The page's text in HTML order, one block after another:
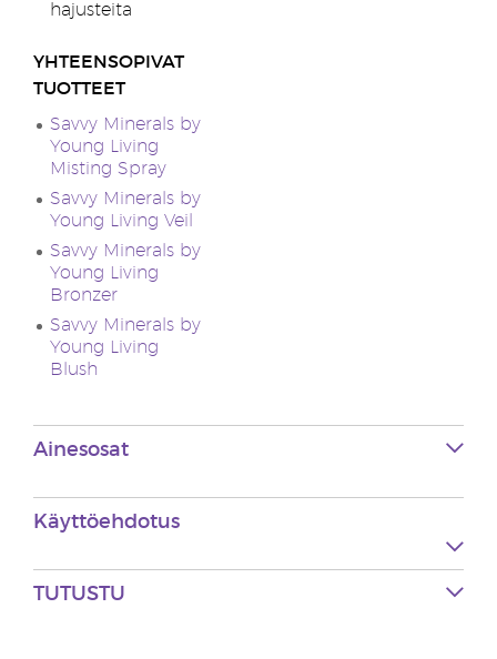
hajusteita
YHTEENSOPIVAT
TUOTTEET
Savvy Minerals by
Young Living
Misting Spray
Savvy Minerals by
Young Living Veil
Savvy Minerals by
Young Living
Bronzer
Savvy Minerals by
Young Living
Blush
Ainesosat
Käyttöehdotus
TUTUSTU